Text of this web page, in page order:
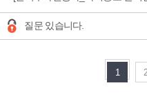
' 질문 있습니다.
1